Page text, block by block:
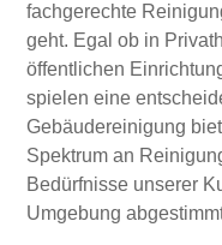
fachgerechte
geht. Egal ob in
öffentlichen
spielen eine
Gebäudereinigung
Spektrum an
Bedürfnisse unserer
Umgebung